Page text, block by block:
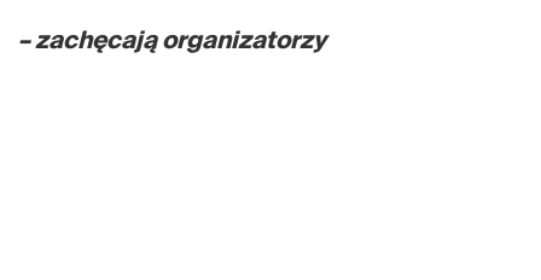
– zachęcają organizatorzy